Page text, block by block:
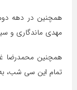
همچنین در دهه
مهدی ماندگاری و
همچنین محمدرضا
تمام این سی شب،